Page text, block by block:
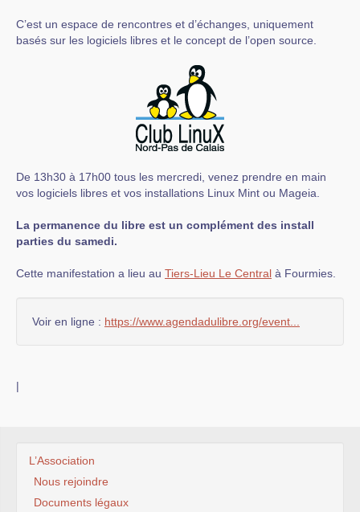
C’est un espace de rencontres et d’échanges, uniquement
basés sur les logiciels libres et le concept de l’open source.
De 13h30 à 17h00 tous les mercredi, venez prendre en main
vos logiciels libres et vos installations Linux Mint ou Mageia.
La permanence du libre est un complément des install
parties du samedi.
Cette manifestation a lieu au Tiers-Lieu Le Central à Fourmies.
Voir en ligne : https://www.agendadulibre.org/event...
|
L’Association
Nous rejoindre
Documents légaux